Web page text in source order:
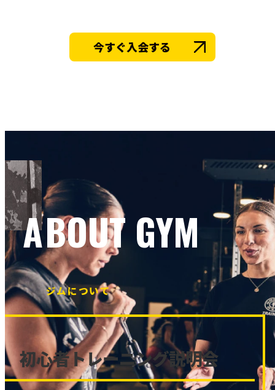
今すぐ入会する
ABOUT GYM
ジムについて
初心者トレーニング説明会